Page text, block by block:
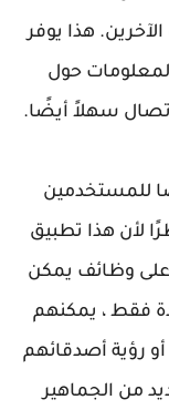
هذا يوفر
حول
سهلاً أيضًا.
للمستخدمين
لأن هذا تطبيق
وظائف يمكن
فقط ، يمكنهم
رؤية أصدقائهم
من الجماهير